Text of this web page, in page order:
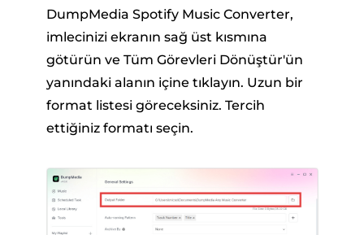
DumpMedia Spotify Music Converter,
imlecinizi ekranın sağ üst kısmına
götürün ve Tüm Görevleri Dönüştür'ün
yanındaki alanın içine tıklayın. Uzun bir
format listesi göreceksiniz. Tercih
ettiğiniz formatı seçin.